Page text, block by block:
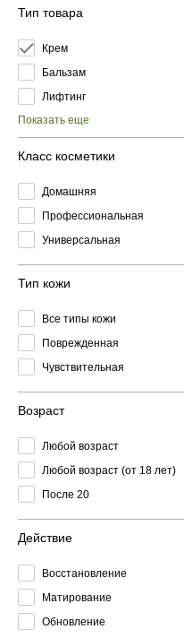
Тип товара
Крем
Бальзам
Лифтинг
Показать еще
Класс косметики
Домашняя
Профессиональная
Универсальная
Тип кожи
Все типы кожи
Поврежденная
Чувствительная
Возраст
Любой возраст
Любой возраст (от 18 лет)
После 20
Действие
Восстановление
Матирование
Обновление